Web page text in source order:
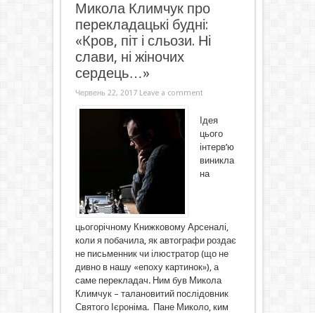
Микола Климчук про
перекладацькі будні:
«Кров, піт і сльози. Ні
слави, ні жіночих
сердець…»
Червень 22, 2017 Leave a comment
Ідея
цього
інтерв’ю
виникла
на
цьогорічному Книжковому Арсеналі,
коли я побачила, як автографи роздає
не письменник чи ілюстратор (що не
дивно в нашу «епоху картинок»), а
саме перекладач. Ним був Микола
Климчук – талановитий послідовник
Святого Ієроніма. Пане Миколо, ким